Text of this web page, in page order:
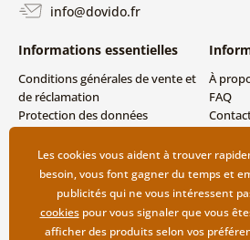
info@dovido.fr
Informations essentielles
Conditions générales de vente et
de réclamation
Protection des données
Modes de livraison et de
paiement
Retour des produits
À
FAQ
Les cookies vous aident à trouver
besoin, vous font gagner du temps et
publicités qui ne vous intéressent
cookiespour vous signaler que vous
afficher des produits selon vos